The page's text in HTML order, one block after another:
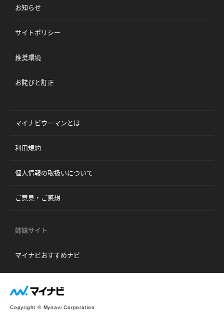
お知らせ
サイトポリシー
推奨環境
お詫びと訂正
マイナビウーマンとは
利用規約
個人情報の取扱いについて
ご意見・ご感想
姉妹サイト
マイナビおすすめナビ
Copyright © Mynavi Corporation